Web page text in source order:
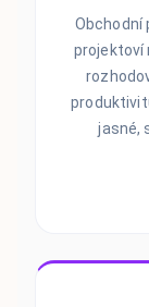
Obchodní
projektoví
jasné,